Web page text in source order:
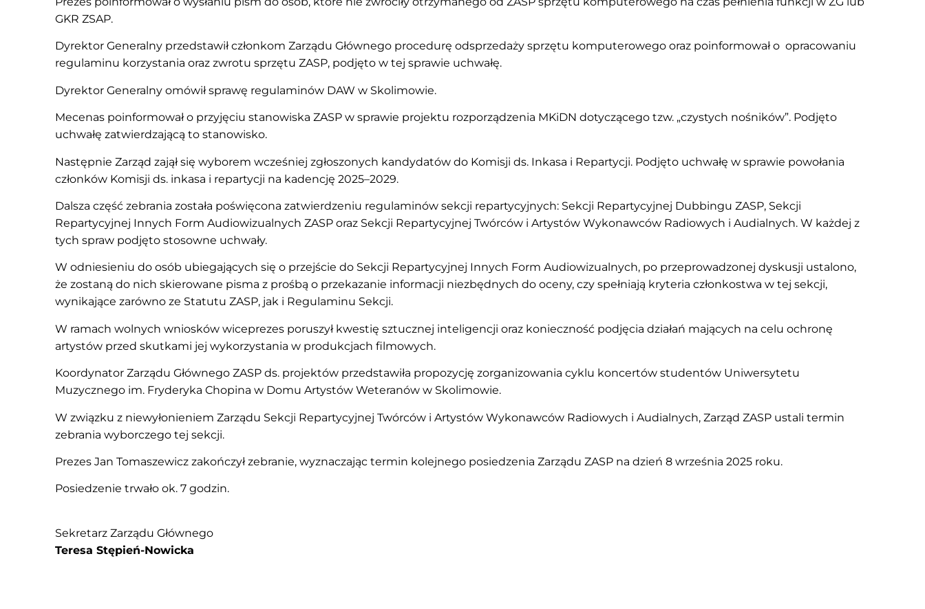
GKR ZSAP.
Dyrektor Generalny przedstawił członkom Zarządu Głównego procedurę odsprzedaży sprzętu komputerowego oraz poinformował o opracowaniu
regulaminu korzystania oraz zwrotu sprzętu ZASP, podjęto w tej sprawie uchwałę.
Dyrektor Generalny omówił sprawę regulaminów DAW w Skolimowie.
Mecenas poinformował o przyjęciu stanowiska ZASP w sprawie projektu rozporządzenia MKiDN dotyczącego tzw. „czystych nośników”. Podjęto
uchwałę zatwierdzającą to stanowisko.
Następnie Zarząd zajął się wyborem wcześniej zgłoszonych kandydatów do Komisji ds. Inkasa i Repartycji. Podjęto uchwałę w sprawie powołania
członków Komisji ds. inkasa i repartycji na kadencję 2025–2029.
Dalsza część zebrania została poświęcona zatwierdzeniu regulaminów sekcji repartycyjnych: Sekcji Repartycyjnej Dubbingu ZASP, Sekcji
Repartycyjnej Innych Form Audiowizualnych ZASP oraz Sekcji Repartycyjnej Twórców i Artystów Wykonawców Radiowych i Audialnych. W każdej z
tych spraw podjęto stosowne uchwały.
W odniesieniu do osób ubiegających się o przejście do Sekcji Repartycyjnej Innych Form Audiowizualnych, po przeprowadzonej dyskusji ustalono,
że zostaną do nich skierowane pisma z prośbą o przekazanie informacji niezbędnych do oceny, czy spełniają kryteria członkostwa w tej sekcji,
wynikające zarówno ze Statutu ZASP, jak i Regulaminu Sekcji.
W ramach wolnych wniosków wiceprezes poruszył kwestię sztucznej inteligencji oraz konieczność podjęcia działań mających na celu ochronę
artystów przed skutkami jej wykorzystania w produkcjach filmowych.
Koordynator Zarządu Głównego ZASP ds. projektów przedstawiła propozycję zorganizowania cyklu koncertów studentów Uniwersytetu
Muzycznego im. Fryderyka Chopina w Domu Artystów Weteranów w Skolimowie.
W związku z niewyłonieniem Zarządu Sekcji Repartycyjnej Twórców i Artystów Wykonawców Radiowych i Audialnych, Zarząd ZASP ustali termin
zebrania wyborczego tej sekcji.
Prezes Jan Tomaszewicz zakończył zebranie, wyznaczając termin kolejnego posiedzenia Zarządu ZASP na dzień 8 września 2025 roku.
Posiedzenie trwało ok. 7 godzin.
Sekretarz Zarządu Głównego
Teresa Stępień-Nowicka